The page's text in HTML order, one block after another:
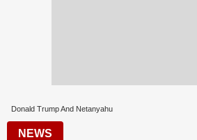
Donald Trump And Netanyahu
NEWS